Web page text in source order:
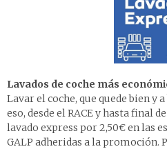
Lavados de coche más
Lavar el coche, que quede bien y
eso, desde el RACE y hasta final
lavado express por 2,50€en las
GALP adheridas a la promoción.